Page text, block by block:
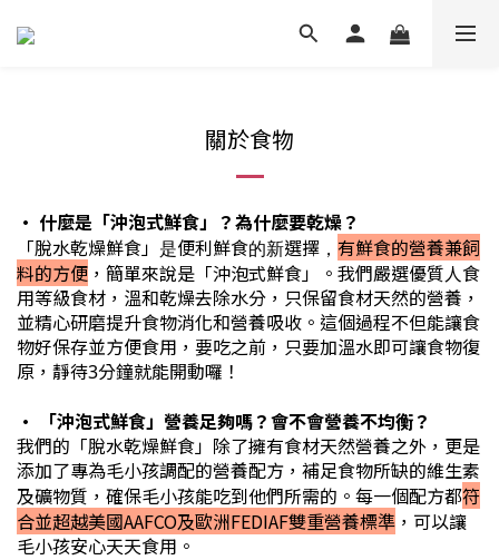
關於食物
• 什麼是「沖泡式鮮食」？為什麼要乾燥？
「脫水乾燥鮮食」是便利鮮食的新選擇， 有鮮食的營養兼飼
料的方便 ，簡單來說是「沖泡式鮮食」。我們嚴選優質人食
用等級食材，溫和乾燥去除水分，只保留食材天然的營養，
並精心研磨提升食物消化和營養吸收。這個過程不但能讓食
物好保存並方便食用，要吃之前，只要加溫水即可讓食物復
原，靜待3分鐘就能開動囉！
• 「沖泡式鮮食」 營養足夠嗎？會不會營養不均衡？
我們的「脫水乾燥鮮食」除了擁有食材天然營養之外，更是
添加了專為毛小孩調配的營養配方，補足食物所缺的維生素
及礦物質，確保毛小孩能吃到他們所需的。每一個配方都符
合並超越美國AAFCO及歐洲FEDIAF雙重營養標準 ，可以讓
毛小孩安心天天食用。